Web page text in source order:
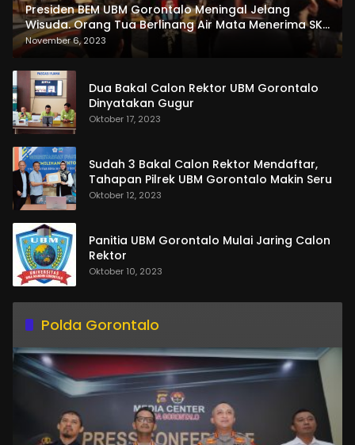
Presiden BEM UBM Gorontalo Meningal Jelang
Wisuda. Orang Tua Berlinang Air Mata Menerima SKL
dan Pemasangan Salempang
November 6, 2023
Dua Bakal Calon Rektor UBM Gorontalo
Dinyatakan Gugur
Oktober 17, 2023
Sudah 3 Bakal Calon Rektor Mendaftar,
Tahapan Pilrek UBM Gorontalo Makin Seru
Oktober 12, 2023
Panitia UBM Gorontalo Mulai Jaring Calon
Rektor
Oktober 10, 2023
Polda Gorontalo